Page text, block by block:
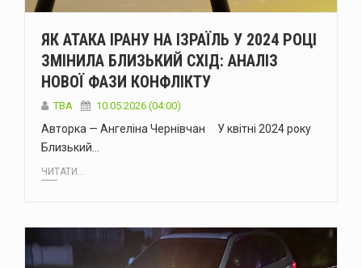
ЯК АТАКА ІРАНУ НА ІЗРАЇЛЬ У 2024 РОЦІ
ЗМІНИЛА БЛИЗЬКИЙ СХІД: АНАЛІЗ
НОВОЇ ФАЗИ КОНФЛІКТУ
ТВА 10.05.2026 (04:00)
Авторка — Ангеліна Чернівчан У квітні 2024 року
Близький…
ЧИТАТИ...